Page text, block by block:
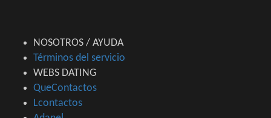
NOSOTROS / AYUDA
Términos del servicio
WEBS DATING
QueContactos
Lcontactos